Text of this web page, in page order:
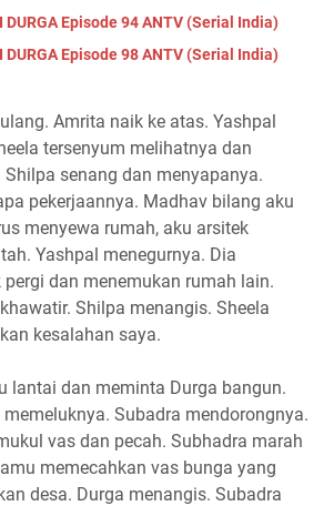
DURGA Episode 94 ANTV (Serial India)
DURGA Episode 98 ANTV (Serial India)
Amrita naik ke atas. Yashpal
tersenyum melihatnya dan
senang dan menyapanya.
pekerjaannya. Madhav bilang aku
menyewa rumah, aku arsitek
Yashpal menegurnya. Dia
dan menemukan rumah lain.
Shilpa menangis. Sheela
kesalahan saya.
lantai dan meminta Durga bangun.
Subadra mendorongnya.
vas dan pecah. Subhadra marah
memecahkan vas bunga yang
desa. Durga menangis. Subadra